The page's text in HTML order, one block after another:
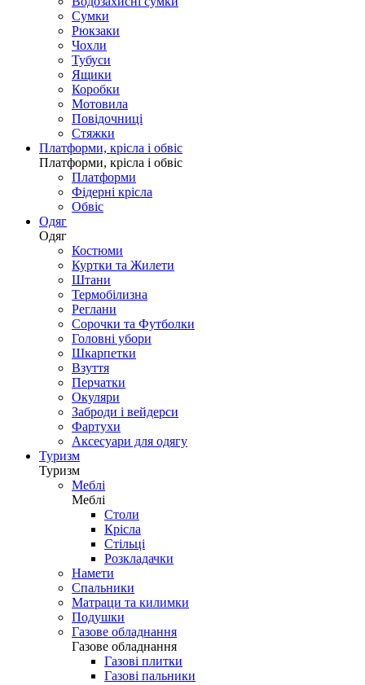
Сумки
Рюкзаки
Чохли
Тубуси
Ящики
Коробки
Мотовила
Повідочниці
Стяжки
Платформи, крісла і обвіс
Платформи, крісла і обвіс
Платформи
Фідерні крісла
Обвіс
Одяг
Одяг
Костюми
Куртки та Жилети
Штани
Термобілизна
Реглани
Сорочки та Футболки
Головні убори
Шкарпетки
Взуття
Перчатки
Окуляри
Заброди і вейдерси
Фартухи
Аксесуари для одягу
Туризм
Туризм
Меблі
Меблі
Столи
Крісла
Стільці
Розкладачки
Намети
Спальники
Матраци та килимки
Подушки
Газове обладнання
Газове обладнання
Газові плитки
Газові пальники